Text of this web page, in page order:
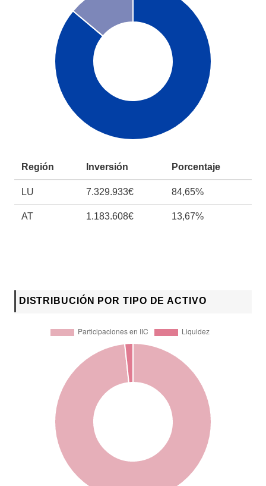
Región Inversión Porcentaje
LU 7.329.933€ 84,65%
AT 1.183.608€ 13,67%
DISTRIBUCIÓN POR TIPO DE ACTIVO